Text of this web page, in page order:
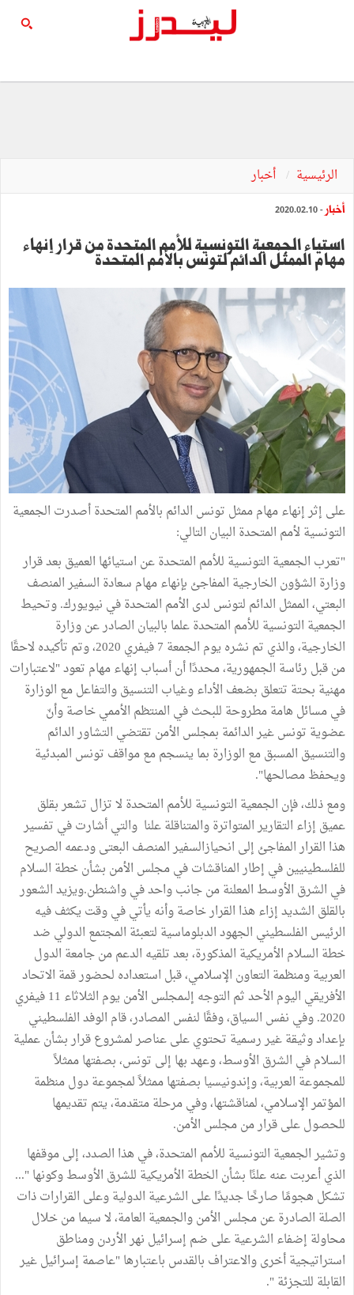
الرئيسية أخبار
أخبار - 2020.02.10
استياء الجمعية التونسية للأمم المتحدة من قرار إنهاء
مهام الممثل الدائم لتونس بالأمم المتحدة
على إثر إنهاء مهام ممثل تونس الدائم بالأمم المتحدة أصدرت الجمعية
التونسية لأمم المتحدة البيان التالي:
"تعرب الجمعية التونسية للأمم المتحدة عن استيائها العميق بعد قرار
وزارة الشؤون الخارجية المفاجئ بإنهاء مهام سعادة السفير المنصف
البعتي، الممثل الدائم لتونس لدى الأمم المتحدة في نيويورك. وتحيط
الجمعية التونسية للأمم المتحدة علما بالبيان الصادر عن وزارة
الخارجية، والذي تم نشره يوم الجمعة 7 فيفري 2020، وتم تأكيده لاحقًا
من قبل رئاسة الجمهورية، محددًا أن أسباب إنهاء مهام تعود "لاعتبارات
مهنية بحتة تتعلق بضعف الأداء وغياب التنسيق والتفاعل مع الوزارة
في مسائل هامة مطروحة للبحث في المنتظم الأممي خاصة وأنّ
عضوية تونس غير الدائمة بمجلس الأمن تقتضي التشاور الدائم
والتنسيق المسبق مع الوزارة بما ينسجم مع مواقف تونس المبدئية
ويحفظ مصالحها".
ومع ذلك، فإن الجمعية التونسية للأمم المتحدة لا تزال تشعر بقلق
عميق إزاء التقارير المتواترة والمتناقلة علنا ​ والتي أشارت في تفسير
هذا القرار المفاجئ إلى انحيازالسفير المنصف البعتى ودعمه الصريح
للفلسطينيين في إطار المناقشات في مجلس الأمن بشأن خطة السلام
في الشرق الأوسط المعلنة من جانب واحد في واشنطن.ويزيد الشعور
بالقلق الشديد إزاء هذا القرار خاصة وأنه يأتي في وقت يكثف فيه
الرئيس الفلسطيني الجهود الدبلوماسية لتعبئة المجتمع الدولي ضد
خطة السلام الأمريكية المذكورة، بعد تلقيه الدعم من جامعة الدول
العربية ومنظمة التعاون الإسلامي، قبل استعداده لحضور قمة الاتحاد
الأفريقي اليوم الأحد ثم التوجه إلىمجلس الأمن يوم الثلاثاء 11 فيفري
2020. وفي نفس السياق، وفقًا لنفس المصادر، قام الوفد الفلسطيني
بإعداد وثيقة غير رسمية تحتوي على عناصر لمشروع قرار بشأن عملية
السلام في الشرق الأوسط، وعهد بها إلى تونس، بصفتها ممثلاً
للمجموعة العربية، وإندونيسيا بصفتها ممثلاً لمجموعة دول منظمة
المؤتمر الإسلامي، لمناقشتها، وفي مرحلة متقدمة، يتم تقديمها
للحصول على قرار من مجلس الأمن.
وتشير الجمعية التونسية للأمم المتحدة، في هذا الصدد، إلى موقفها
الذي أعربت عنه علنًا بشأن الخطة الأمريكية للشرق الأوسط وكونها "...
تشكل هجومًا صارخًا جديدًا على الشرعية الدولية وعلى القرارات ذات
الصلة الصادرة عن مجلس الأمن والجمعية العامة، لا سيما من خلال
محاولة إضفاء الشرعية على ضم إسرائيل نهر الأردن ومناطق
استراتيجية أخرى والاعتراف بالقدس باعتبارها "عاصمة إسرائيل غير
القابلة للتجزئة ".